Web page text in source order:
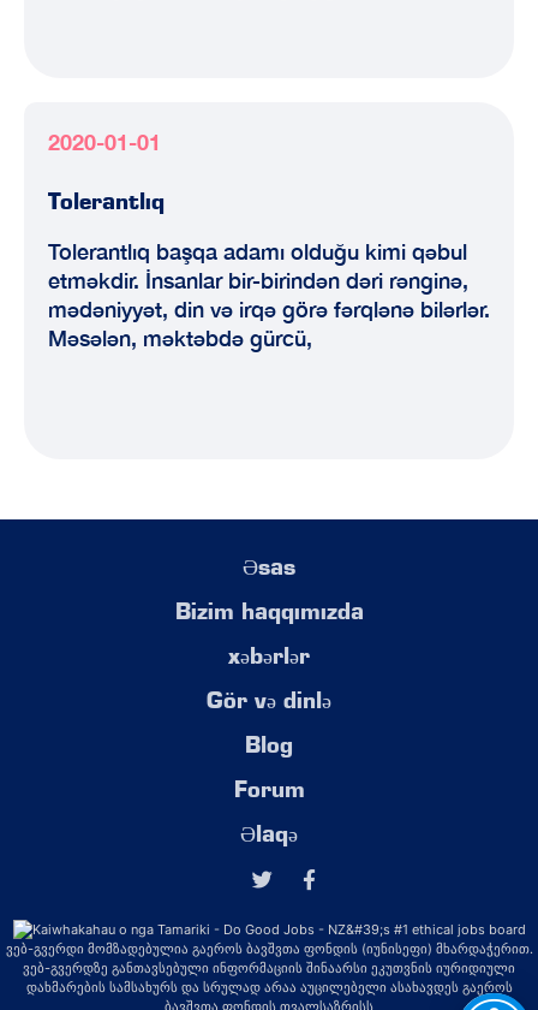
2020-01-01
Tolerantlıq
Tolerantlıq başqa adamı olduğu kimi qəbul
etməkdir. İnsanlar bir-birindən dəri rənginə,
mədəniyyət, din və irqə görə fərqlənə bilərlər.
Məsələn, məktəbdə gürcü,
Əsas
Bizim haqqımızda
xəbərlər
Gör və dinlə
Blog
Forum
Əlaqə
ვებ-გვერდი მომზადებულია გაეროს ბავშვთა ფონდის (იუნისეფი) მხარდაჭერით.
ვებ-გვერდზე განთავსებული ინფორმაციის შინაარსი ეკუთვნის იურიდიული
დახმარების სამსახურს და სრულად არაა აუცილებელი ასახავდეს გაეროს
ბავშვთა ფონდის თვალსაზრისს